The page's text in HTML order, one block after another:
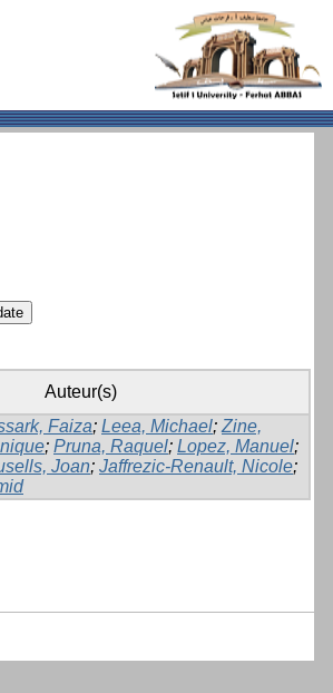
Auteur(s)
Faiza; Leea, Michael; Zine,
; Pruna, Raquel; Lopez, Manuel;
Joan; Jaffrezic-Renault, Nicole;